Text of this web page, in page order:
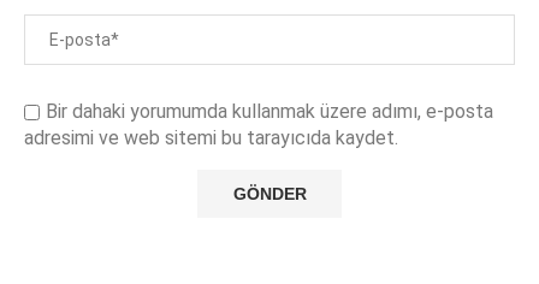
Bir dahaki yorumumda kullanmak üzere adımı, e-posta
adresimi ve web sitemi bu tarayıcıda kaydet.